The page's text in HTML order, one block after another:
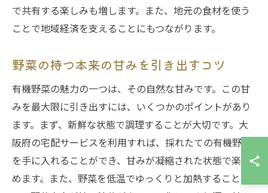
で共有する楽しみも増します。また、地元の食材を使う
ことで地域経済を支えることにもつながります。
野菜の持つ本来の甘みを引き出すコツ
有機野菜の魅力の一つは、その自然な甘みです。この甘
みを最大限に引き出すには、いくつかのポイントがあり
ます。まず、新鮮な状態で調理することが大切です。大
阪府の宅配サービスを利用すれば、採れたての有機野菜
を手に入れることができ、甘みが凝縮された状態で楽し
めます。また、野菜を低温でゆっくりと加熱すること